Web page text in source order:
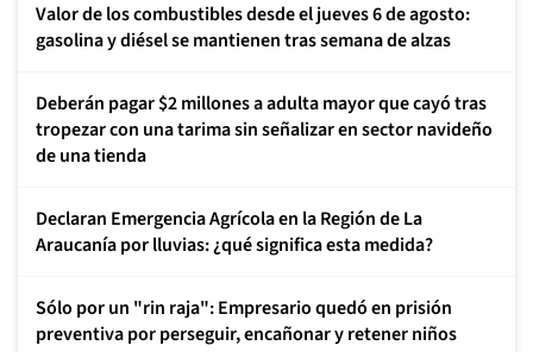
Valor de los combustibles desde el jueves 6 de agosto:
gasolina y diésel se mantienen tras semana de alzas
Deberán pagar $2 millones a adulta mayor que cayó tras
tropezar con una tarima sin señalizar en sector navideño
de una tienda
Declaran Emergencia Agrícola en la Región de La
Araucanía por lluvias: ¿qué significa esta medida?
Sólo por un "rin raja": Empresario quedó en prisión
preventiva por perseguir, encañonar y retener niños